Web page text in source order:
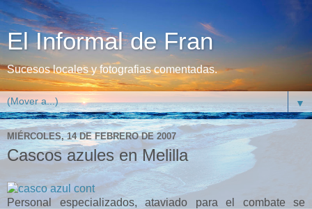
El Informal de Fran
Sucesos locales y fotografias comentadas.
▼
MIÉRCOLES, 14 DE FEBRERO DE 2007
Cascos azules en Melilla
Personal especializados, ataviado para el combate se